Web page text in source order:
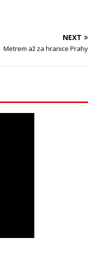
NEXT
Metrem až za hranice Prahy